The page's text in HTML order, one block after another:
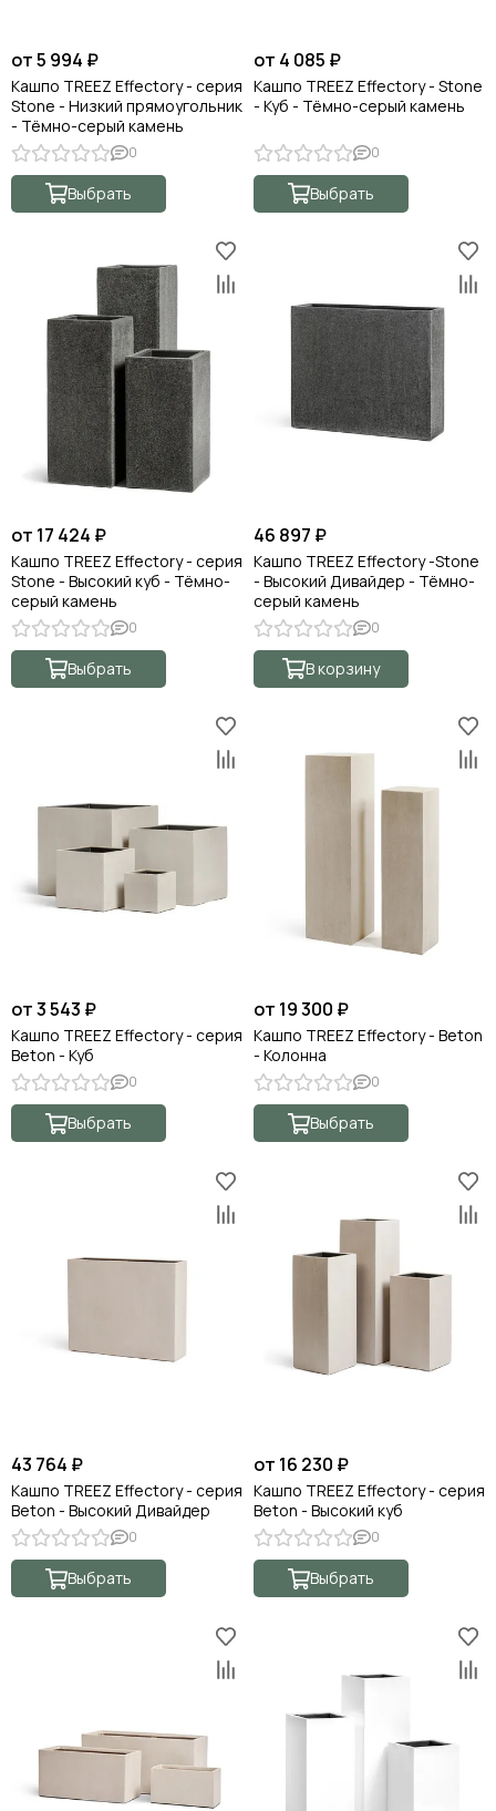
от 5 994 ₽
Кашпо TREEZ Effectory - серия
Stone - Низкий прямоугольник
- Тёмно-серый камень
0
Выбрать
от 4 085 ₽
Кашпо TREEZ Effectory - Stone
- Куб - Тёмно-серый камень
0
Выбрать
от 17 424 ₽
Кашпо TREEZ Effectory - серия
Stone - Высокий куб - Тёмно-
серый камень
0
Выбрать
46 897 ₽
Кашпо TREEZ Effectory -Stone
- Высокий Дивайдер - Тёмно-
серый камень
0
В корзину
от 3 543 ₽
Кашпо TREEZ Effectory - серия
Beton - Куб
0
Выбрать
от 19 300 ₽
Кашпо TREEZ Effectory - Beton
- Колонна
0
Выбрать
43 764 ₽
Кашпо TREEZ Effectory - серия
Beton - Высокий Дивайдер
0
Выбрать
от 16 230 ₽
Кашпо TREEZ Effectory - серия
Beton - Высокий куб
0
Выбрать